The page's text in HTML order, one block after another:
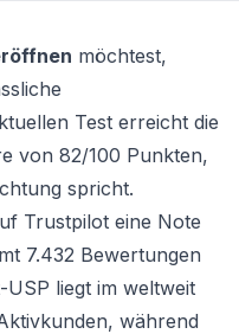
möchtest,
Test erreicht die
von 82/100 Punkten,
spricht.
Trustpilot eine Note
7.432 Bewertungen
liegt im weltweit
während